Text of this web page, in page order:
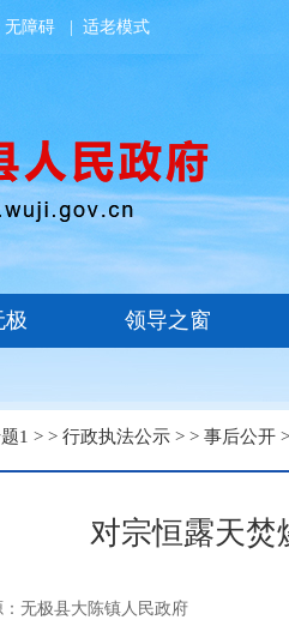
无障碍 适老模式
1 > > 行政执法公示 > > 事后公开
对宗恒露天焚
：无极县大陈镇人民政府